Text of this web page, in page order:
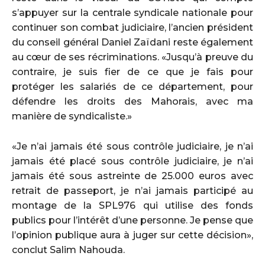
s’appuyer sur la centrale syndicale nationale pour
continuer son combat judiciaire, l’ancien président
du conseil général Daniel Zaïdani reste également
au cœur de ses récriminations. «Jusqu’à preuve du
contraire, je suis fier de ce que je fais pour
protéger les salariés de ce département, pour
défendre les droits des Mahorais, avec ma
manière de syndicaliste.»
«Je n’ai jamais été sous contrôle judiciaire, je n’ai
jamais été placé sous contrôle judiciaire, je n’ai
jamais été sous astreinte de 25.000 euros avec
retrait de passeport, je n’ai jamais participé au
montage de la SPL976 qui utilise des fonds
publics pour l’intérêt d’une personne. Je pense que
l’opinion publique aura à juger sur cette décision»,
conclut Salim Nahouda.